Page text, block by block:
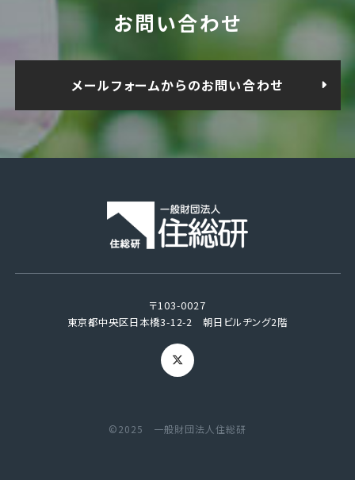
お問い合わせ
メールフォームからのお問い合わせ
〒103-0027
東京都中央区日本橋3-12-2 朝日ビルヂング2階
©2025 一般財団法人住総研